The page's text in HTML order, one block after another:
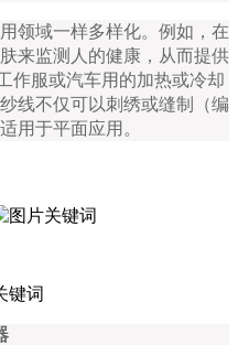
领域一样多样化。例如，在
来监测人的健康，从而提供
作服或汽车用的加热或冷却
线不仅可以刺绣或缝制（编
用于平面应用。